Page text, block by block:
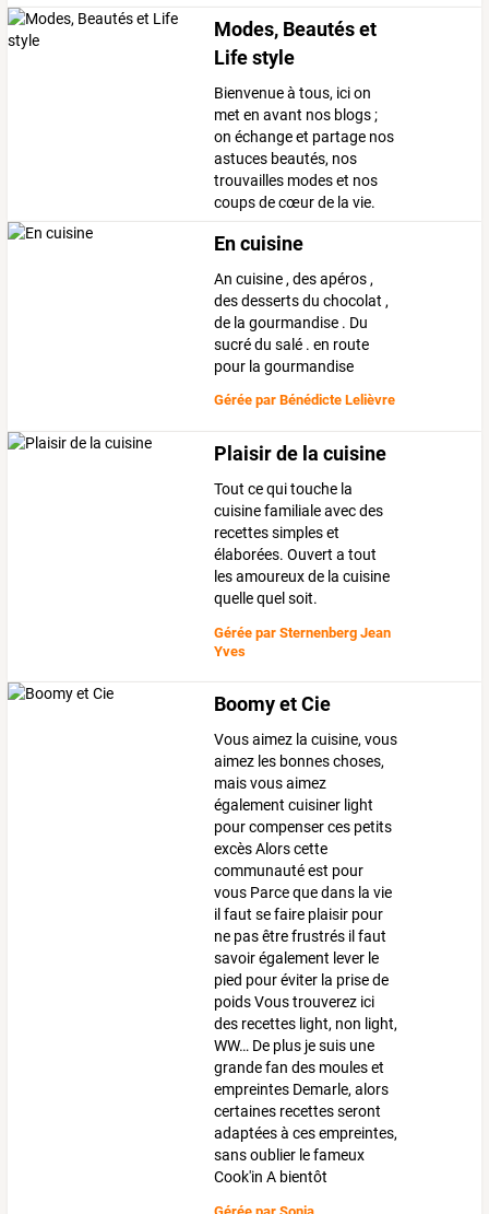
Modes, Beautés et
Life style
Bienvenue à tous, ici on
met en avant nos blogs ;
on échange et partage nos
astuces beautés, nos
trouvailles modes et nos
coups de cœur de la vie.
En cuisine
An cuisine , des apéros ,
des desserts du chocolat ,
de la gourmandise . Du
sucré du salé . en route
pour la gourmandise
Gérée parBénédicte Lelièvre
Plaisir de la cuisine
Tout ce qui touche la
cuisine familiale avec des
recettes simples et
élaborées. Ouvert a tout
les amoureux de la cuisine
quelle quel soit.
Gérée parSternenberg Jean
Yves
Boomy et Cie
Vous aimez la cuisine, vous
aimez les bonnes choses,
mais vous aimez
également cuisiner light
pour compenser ces petits
excès Alors cette
communauté est pour
vous Parce que dans la vie
il faut se faire plaisir pour
ne pas être frustrés il faut
savoir également lever le
pied pour éviter la prise de
poids Vous trouverez ici
des recettes light, non light,
WW… De plus je suis une
grande fan des moules et
empreintes Demarle, alors
certaines recettes seront
adaptées à ces empreintes,
sans oublier le fameux
Cook'in A bientôt